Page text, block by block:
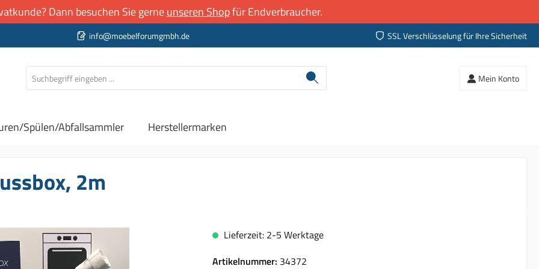
Dann besuchen Sie gerneunseren Shopfür Endverbraucher.
info@moebelforumgmbh.de SSL Verschlüsselung für Ihre Sicherheit
Mein Konto
Spülen/Abfallsammler Herstellermarken
2m
Lieferzeit: 2-5 Werktage
Artikelnummer: 34372